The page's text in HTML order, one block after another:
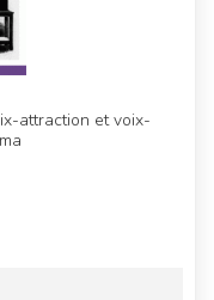
attraction et voix-